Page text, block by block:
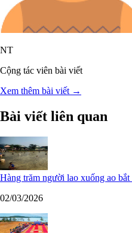
NT
Cộng tác viên bài viết
Xem thêm bài viết →
Bài viết liên quan
Hàng trăm người lao xuống ao bắt
02/03/2026